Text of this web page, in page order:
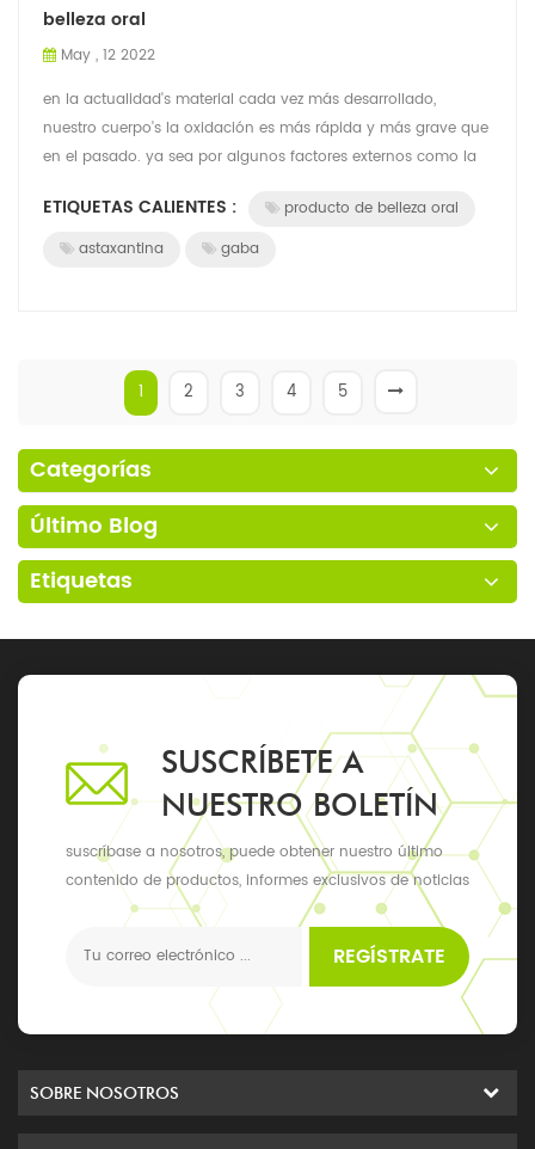
belleza oral
May , 12 2022
en la actualidad's material cada vez más desarrollado,
nuestro cuerpo's la oxidación es más rápida y más grave que
en el pasado. ya sea por algunos factores externos como la
ETIQUETAS CALIENTES :
producto de belleza oral
astaxantina
gaba
1 2 3 4 5
Categorías
Último Blog
Etiquetas
SUSCRÍBETE A
NUESTRO BOLETÍN
suscríbase a nosotros, puede obtener nuestro último
contenido de productos, informes exclusivos de noticias
y actualizaciones, los últimos eventos locales
REGÍSTRATE
SOBRE NOSOTROS